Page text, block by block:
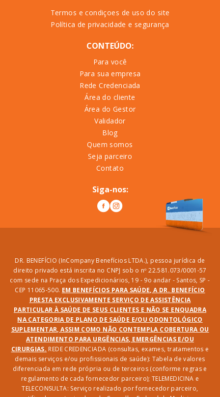
Termos e condiçoes de uso do site
Política de privacidade e segurança
CONTEÚDO:
Para você
Para sua empresa
Rede Credenciada
Área do cliente
Área do Gestor
Validador
Blog
Quem somos
Seja parceiro
Contato
Siga-nos:
DR. BENEFÍCIO (InCompany Benefícios LTDA.), pessoa jurídica de
direito privado está inscrita no CNPJ sob o nº 22.581.073/0001-57
com sede na Praça dos Expedicionários, 19 - 9o andar - Santos, SP -
CEP 11065-500. EM BENEFÍCIOS PARA SAÚDE, A DR. BENEFÍCIO
PRESTA EXCLUSIVAMENTE SERVIÇO DE ASSISTÊNCIA
PARTICULAR À SAÚDE DE SEUS CLIENTES E NÃO SE ENQUADRA
NA CATEGORIA DE PLANO DE SAÚDE E/OU ODONTOLÓGICO
SUPLEMENTAR, ASSIM COMO NÃO CONTEMPLA COBERTURA OU
ATENDIMENTO PARA URGÊNCIAS, EMERGÊNCIAS E/OU
CIRURGIAS. REDE CREDENCIADA (consultas, exames, tratamentos e
demais serviços e/ou profissionais de saúde): Tabela de valores
diferenciada em rede própria ou de terceiros (conforme regras e
regulamento de cada fornecedor parceiro); TELEMEDICINA e
TELECONSULTA: Serviço realizado por fornecedor parceiro,